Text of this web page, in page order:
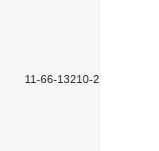
11-66-13210-2701